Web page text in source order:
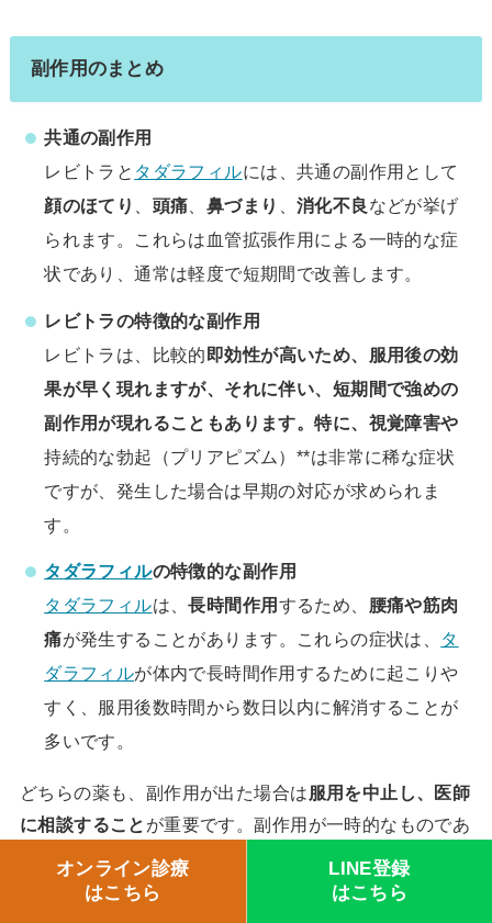
副作用のまとめ
共通の副作用
レビトラと タダラフィルには、共通の副作用として
顔のほてり
頭痛 鼻づまり 消化不良 などが挙げ
られます。これらは血管拡張作用による一時的な症
状であり、通常は軽度で短期間で改善します。
レビトラの特徴的な副作用
レビトラは、比較的 即効性が高いため、服用後の効
果が早く現れますが、それに伴い、短期間で強めの
副作用が現れることもあります。特に、視覚障害や
持続的な勃起（プリアピズム）**は非常に稀な症状
ですが、発生した場合は早期の対応が求められま
す。
タダラフィルの特徴的な副作用
タダラフィルは、長時間作用 するため、 腰痛や筋肉
痛が発生することがあります。これらの症状は、 タ
ダラフィルが体内で長時間作用するために起こりや
すく、服用後数時間から数日以内に解消することが
多いです。
どちらの薬も、副作用が出た場合は 服用を中止し、医師
に相談すること が重要です。副作用が一時的なものであ
れば心配は少ないですが、症状が続いたり悪化する場合
には、医師の指導を仰ぐことをおすすめします。
オンライン診療
はこちら
LINE登録
はこちら